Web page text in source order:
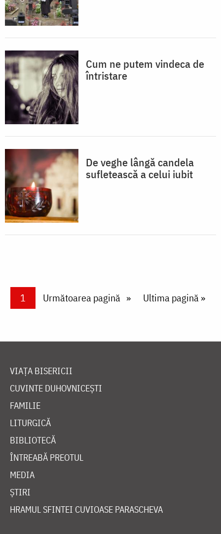
Cum ne putem vindeca de
întristare
De veghe lângă candela
sufletească a celui iubit
PaginareCurrent page
1 Next page
Următoarea pagină Last page
Ultima pagină »
VIAȚA BISERICII
CUVINTE DUHOVNICEȘTI
FAMILIE
LITURGICĂ
BIBLIOTECĂ
ÎNTREABĂ PREOTUL
MEDIA
ȘTIRI
HRAMUL SFINTEI CUVIOASE PARASCHEVA